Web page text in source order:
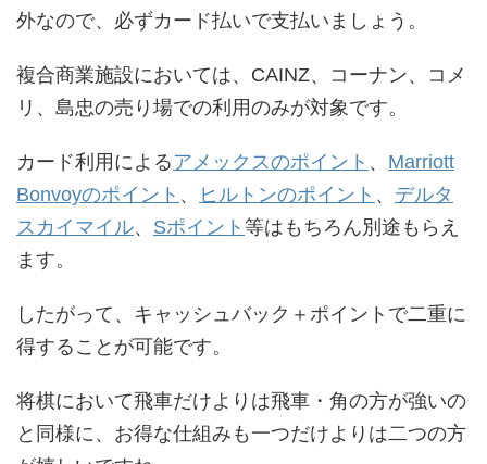
外なので、必ずカード払いで支払いましょう。
複合商業施設においては、CAINZ、コーナン、コメ
リ、島忠の売り場での利用のみが対象です。
カード利用によるアメックスのポイント 、 Marriott
Bonvoyのポイント 、 ヒルトンのポイント 、 デルタ
スカイマイル、 Sポイント 等はもちろん別途もらえ
ます。
したがって、キャッシュバック＋ポイントで二重に
得することが可能です。
将棋において飛車だけよりは飛車・角の方が強いの
と同様に、お得な仕組みも一つだけよりは二つの方